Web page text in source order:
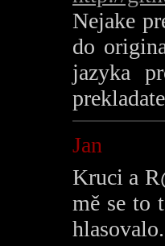
Nejake
do
jazyka
Jan
Kruci a
mě se to
hlasovalo.